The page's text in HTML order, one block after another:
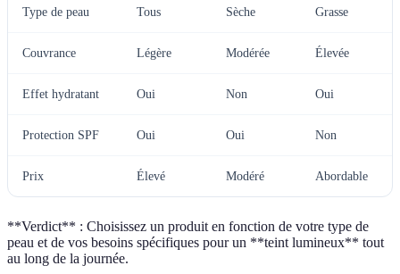
Type de peau Tous Sèche Grasse
Couvrance Légère Modérée Élevée
Effet hydratant Oui Non Oui
Protection SPF Oui Oui Non
Prix Élevé Modéré Abordable
**Verdict** : Choisissez un produit en fonction de votre type de
peau et de vos besoins spécifiques pour un **teint lumineux** tout
au long de la journée.